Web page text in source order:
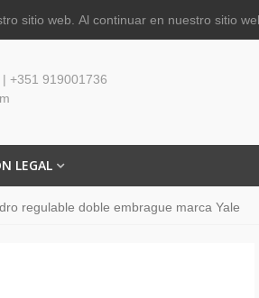
+351 919001736
LEGAL
regulable doble embrague marca Yale
sitio web. Al continuar en nuestro sitio